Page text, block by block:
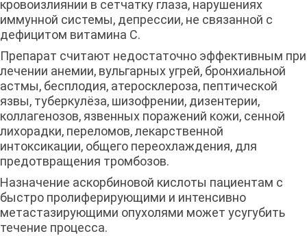
кровоизлиянии в сетчатку глаза, нарушениях
иммунной системы, депрессии, не связанной с
дефицитом витамина С.
Препарат считают недостаточно эффективным при
лечении анемии, вульгарных угрей, бронхиальной
астмы, бесплодия, атеросклероза, пептической
язвы, туберкулёза, шизофрении, дизентерии,
коллагенозов, язвенных поражений кожи, сенной
лихорадки, переломов, лекарственной
интоксикации, общего переохлаждения, для
предотвращения тромбозов.
Назначение аскорбиновой кислоты пациентам с
быстро пролиферирующими и интенсивно
метастазирующими опухолями может усугубить
течение процесса.